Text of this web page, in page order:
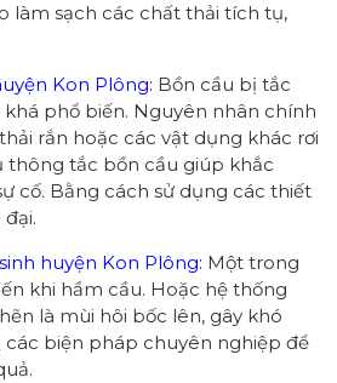
làm sạch các chất thải tích tụ,
Kon Plông: Bồn cầu bị tắc
phổ biến. Nguyên nhân chính
rắn hoặc các vật dụng khác rơi
thông tắc bồn cầu giúp khắc
cố. Bằng cách sử dụng các thiết
huyện Kon Plông: Một trong
khi hầm cầu. Hoặc hệ thống
là mùi hôi bốc lên, gây khó
các biện pháp chuyên nghiệp để